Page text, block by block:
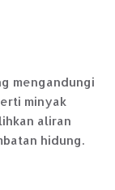
mengandungi
minyak
aliran
hidung.